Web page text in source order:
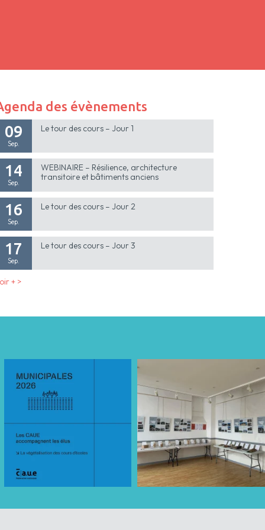
des évènements
09
Sep.
Le tour des cours – Jour 1
14
Sep.
WEBINAIRE – Résilience, architecture
transitoire et bâtiments anciens
16
Sep.
Le tour des cours – Jour 2
17
Sep.
Le tour des cours – Jour 3
+ >